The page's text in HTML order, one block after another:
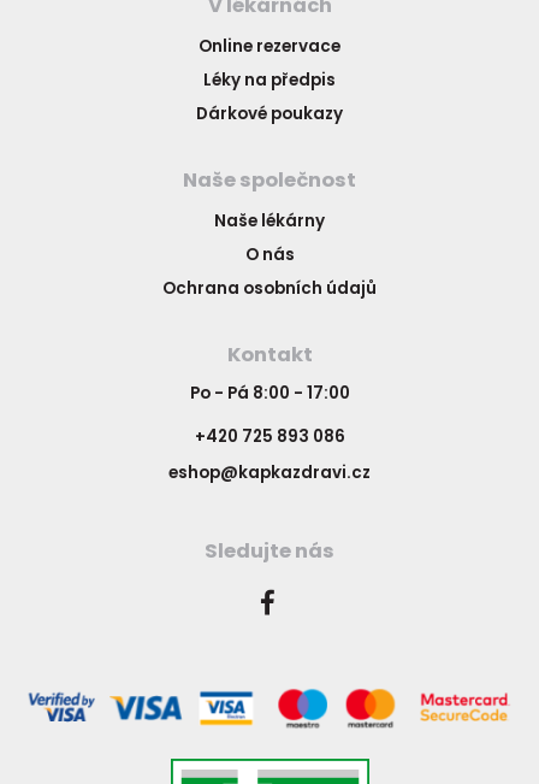
Online rezervace
Léky na předpis
Dárkové poukazy
Naše společnost
Naše lékárny
O nás
Ochrana osobních údajů
Kontakt
Po - Pá 8:00 - 17:00
+420 725 893 086
eshop@kapkazdravi.cz
Sledujte nás